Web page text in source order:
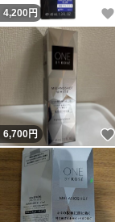
4,200 円
6,700円